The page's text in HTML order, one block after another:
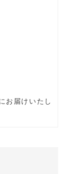
お届けいたし